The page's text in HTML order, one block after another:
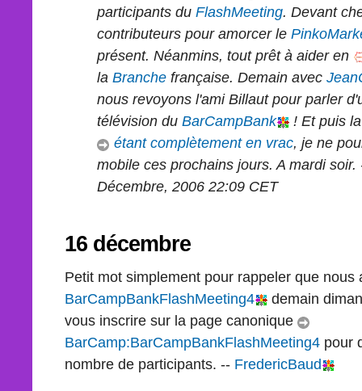
participants du FlashMeeting. Devant
contributeurs pour amorcer le
présent. Néanmins, tout prêt à aider en
la Branche française. Demain avec
nous revoyons l'ami Billaut pour parler
télévision du BarCampBank
! Et puis
étant complètement en vrac, je ne
mobile ces prochains jours. A mardi
Décembre, 2006 22:09 CET
16 décembre
Petit mot simplement pour rappeler que nous
BarCampBankFlashMeeting4
demain
vous inscrire sur la page canonique
BarCamp:BarCampBankFlashMeeting4 pour
nombre de participants. -- FredericBaud